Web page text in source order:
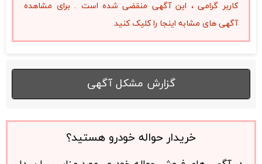
کاربر گرامی ، این آگهی منقضی شده است . برای مشاهده
آگهی های مشابه اینجا را کلیک کنید
گزارش مشکل آگهی
خریدار حواله خودرو هستید؟